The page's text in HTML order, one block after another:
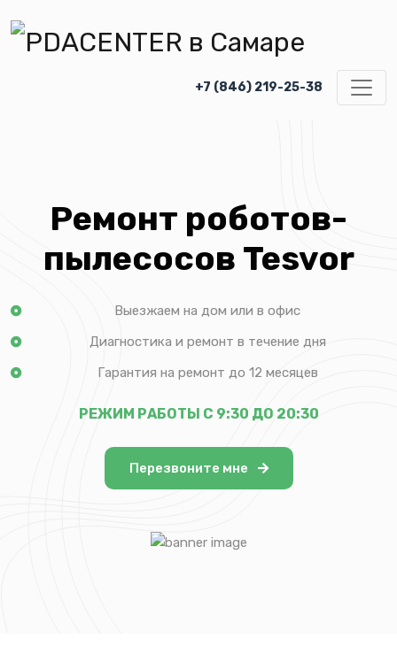
+7 (846) 219-25-38
Ремонт роботов-
пылесосов Tesvor
Выезжаем на дом или в офис
Диагностика и ремонт в течение дня
Гарантия на ремонт до 12 месяцев
РЕЖИМ РАБОТЫ С 9:30 ДО 20:30
Перезвоните мне